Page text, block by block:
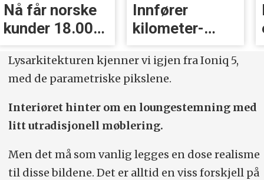
Nå får norske
kunder 18.000
kr i erstatning
Innfører
kilometer­
avgift for
elbiler
Lysarkitekturen kjenner vi igjen fra Ioniq 5,
med de parametriske pikslene.
Interiøret hinter om en loungestemning med
litt utradisjonell møblering.
Men det må som vanlig legges en dose realisme
til disse bildene. Det er alltid en viss forskjell på